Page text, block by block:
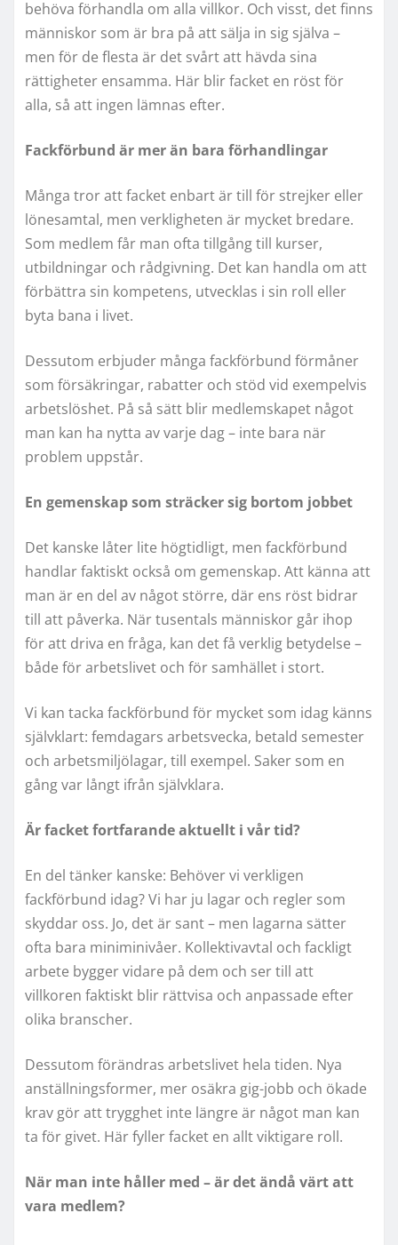
behöva förhandla om alla villkor. Och visst, det finns
människor som är bra på att sälja in sig själva –
men för de flesta är det svårt att hävda sina
rättigheter ensamma. Här blir facket en röst för
alla, så att ingen lämnas efter.
Fackförbund är mer än bara förhandlingar
Många tror att facket enbart är till för strejker eller
lönesamtal, men verkligheten är mycket bredare.
Som medlem får man ofta tillgång till kurser,
utbildningar och rådgivning. Det kan handla om att
förbättra sin kompetens, utvecklas i sin roll eller
byta bana i livet.
Dessutom erbjuder många fackförbund förmåner
som försäkringar, rabatter och stöd vid exempelvis
arbetslöshet. På så sätt blir medlemskapet något
man kan ha nytta av varje dag – inte bara när
problem uppstår.
En gemenskap som sträcker sig bortom jobbet
Det kanske låter lite högtidligt, men fackförbund
handlar faktiskt också om gemenskap. Att känna att
man är en del av något större, där ens röst bidrar
till att påverka. När tusentals människor går ihop
för att driva en fråga, kan det få verklig betydelse –
både för arbetslivet och för samhället i stort.
Vi kan tacka fackförbund för mycket som idag känns
självklart: femdagars arbetsvecka, betald semester
och arbetsmiljölagar, till exempel. Saker som en
gång var långt ifrån självklara.
Är facket fortfarande aktuellt i vår tid?
En del tänker kanske: Behöver vi verkligen
fackförbund idag? Vi har ju lagar och regler som
skyddar oss. Jo, det är sant – men lagarna sätter
ofta bara miniminivåer. Kollektivavtal och fackligt
arbete bygger vidare på dem och ser till att
villkoren faktiskt blir rättvisa och anpassade efter
olika branscher.
Dessutom förändras arbetslivet hela tiden. Nya
anställningsformer, mer osäkra gig-jobb och ökade
krav gör att trygghet inte längre är något man kan
ta för givet. Här fyller facket en allt viktigare roll.
När man inte håller med – är det ändå värt att
vara medlem?